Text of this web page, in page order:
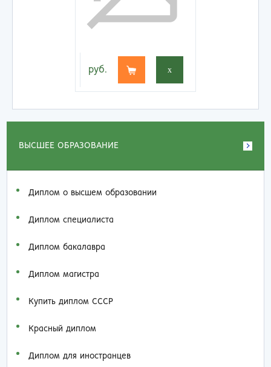
ВЫСШЕЕ ОБРАЗОВАНИЕ
Диплом о высшем образовании
Диплом специалиста
Диплом бакалавра
Диплом магистра
Купить диплом СССР
Красный диплом
Диплом для иностранцев
руб. x